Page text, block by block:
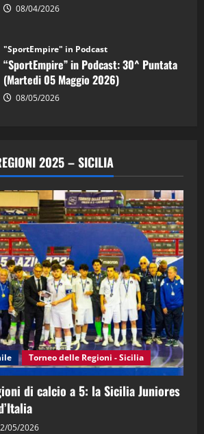
08/04/2026
"SportEmpire" in Podcast
“SportEmpire” in Podcast: 30^ Puntata
(Martedi 05 Maggio 2026)
08/05/2026
“SportEmpire” in Podcast: 29^ Puntata
(Martedi 28 Aprile 2026)
28/04/2026
"SportEmpire" in Podcast
“SportEmpire” in Podcast: 28^ Puntata
(Martedi 21 Aprile 2026)
21/04/2026
"SportEmpire" in Podcast Sport News
“SportEmpire” in Podcast: 27^ Puntata
(Martedi 14 Aprile 2026)
15/04/2026
"SportEmpire" in Podcast
“SportEmpire” in Podcast: 26^ Puntata
2025 – SICILIA
Torneo delle Regioni - Sicilia
di calcio a 5: la Sicilia Juniores
05/2026